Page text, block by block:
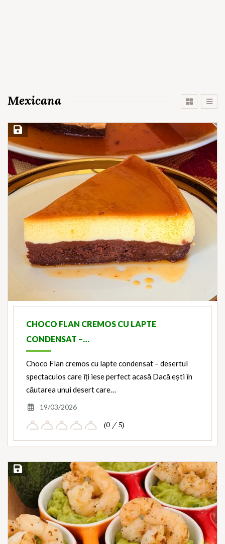
Mexicana
Save Recipe
CHOCO FLAN CREMOS CU LAPTE
CONDENSAT –…
Choco Flan cremos cu lapte condensat – desertul
spectaculos care îți iese perfect acasă Dacă ești în
căutarea unui desert care…
19/03/2026
(0 / 5)
Save Recipe